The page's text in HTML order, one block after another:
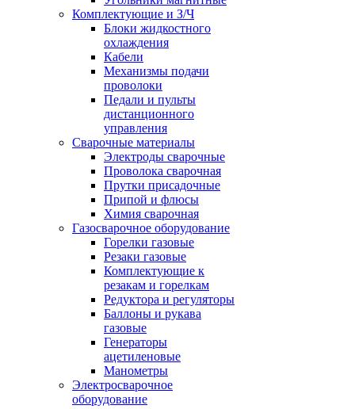
Комплектующие и З/Ч
Блоки жидкостного
охлаждения
Кабели
Механизмы подачи
проволоки
Педали и пульты
дистанционного
управления
Сварочные материалы
Электроды сварочные
Проволока сварочная
Прутки присадочные
Припой и флюсы
Химия сварочная
Газосварочное оборудование
Горелки газовые
Резаки газовые
Комплектующие к
резакам и горелкам
Редуктора и регуляторы
Баллоны и рукава
газовые
Генераторы
ацетиленовые
Манометры
Электросварочное
оборудование